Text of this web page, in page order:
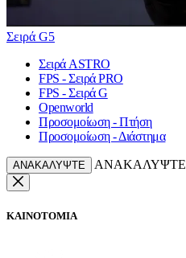
Σειρά G5
Σειρά ASTRO
FPS - Σειρά PRO
FPS - Σειρά G
Openworld
Προσομοίωση - Πτήση
Προσομοίωση - Διάστημα
ΑΝΑΚΑΛΥΨΤΕ ΑΝΑΚΑΛΥΨΤΕ
ΚΑΙΝΟΤΟΜΙΑ